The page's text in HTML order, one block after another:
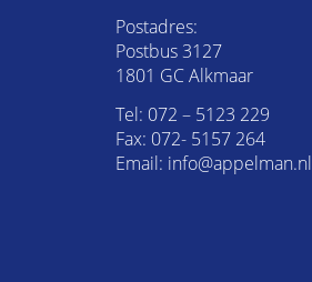
Postadres:
Postbus 3127
1801 GC Alkmaar
Tel: 072 – 5123 229
Fax: 072- 5157 264
Email: info@appelman.nl